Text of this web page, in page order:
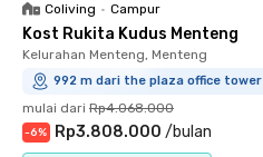
Coliving • Campur
Kost Rukita Kudus Menteng
Kelurahan Menteng, Menteng
992 m dari the plaza office tower
mulai dari Rp4.068.000
-6% Rp3.808.000 /bulan